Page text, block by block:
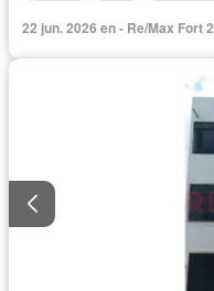
22 jun. 2026 en - Re/Max Fort 2